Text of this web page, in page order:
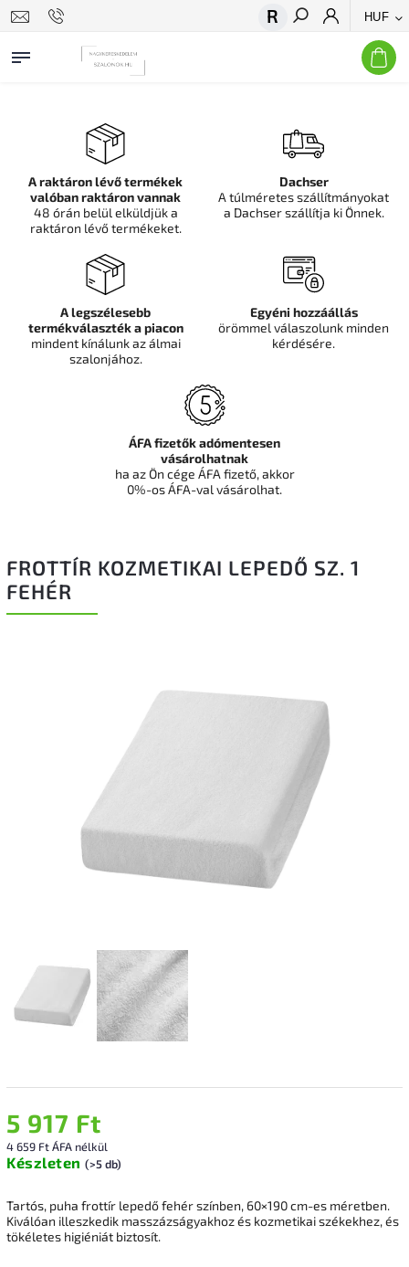
HUF
Keresés
FROTTÍR KOZMETIKAI LEPEDŐ SZ. 1
FEHÉR
5 917 Ft
4 659 Ft ÁFA nélkül
Készleten (>5 db)
Tartós, puha frottír lepedő fehér színben, 60×190 cm-es méretben.
Kiválóan illeszkedik masszázságyakhoz és kozmetikai székekhez, és
tökéletes higiéniát biztosít.
A raktáron lévő termékek
valóban raktáron vannak
48 órán belül elküldjük a
raktáron lévő termékeket.
Dachser
A túlméretes szállítmányokat
a Dachser szállítja ki Önnek.
A legszélesebb
termékválaszték a piacon
mindent kínálunk az álmai
szalonjához.
Egyéni hozzáállás
örömmel válaszolunk minden
kérdésére.
ÁFA fizetők adómentesen
vásárolhatnak
ha az Ön cége ÁFA fizető, akkor
0%-os ÁFA-val vásárolhat.